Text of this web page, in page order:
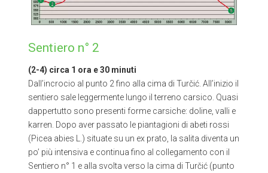
Sentiero n° 2
(2-4) circa 1 ora e 30 minuti
Dall’incrocio al punto 2 fino alla cima di Turčić. All’inizio il
sentiero sale leggermente lungo il terreno carsico. Quasi
dappertutto sono presenti forme carsiche: doline, valli e
karren. Dopo aver passato le piantagioni di abeti rossi
(Picea abies L.) situate su un ex prato, la salita diventa un
po’ più intensiva e continua fino al collegamento con il
Sentiero n° 1 e alla svolta verso la cima di Turčić (punto